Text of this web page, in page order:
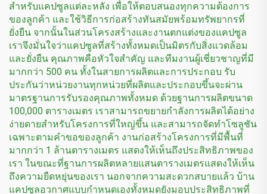
สำหรับแคปซูลแต่ละหลัง เพื่อให้ตอบสนองทุกความต้องการ
ของลูกค้า และใช้วิธีการก่อสร้างทันสมัยพร้อมทรัพยากรที่
ยั่งยืน จากนั้นในส่วนโครงสร้างและงานตกแต่งของแคปซูล
เราจึงมั่นใจว่าแคปซูลที่สร้างทั้งหมดเป็นมิตรกับสิ่งแวดล้อม
และยั่งยืน คุณภาพคือหัวใจสำคัญ และทีมงานผู้เชี่ยวชาญที่มี
มากกว่า 500 คน ทั้งในสายการผลิตและการประกอบ รับ
ประกันว่าหน่วยงานทุกหน่วยที่ผลิตและประกอบขึ้นจะผ่าน
มาตรฐานการรับรองคุณภาพทั้งหมด ด้วยฐานการผลิตขนาด
100,000 ตารางเมตร เราสามารถขยายกำลังการผลิตได้อย่าง
ง่ายดายสำหรับโครงการที่ใหญ่ขึ้น และสามารถจัดทำโซลูชัน
เฉพาะตามคำขอของลูกค้า งานก่อสร้างโครงการที่มีพื้นที่
มากกว่า 1 ล้านตารางเมตร แสดงให้เห็นถึงประสิทธิภาพของ
เรา ในขณะที่ฐานการผลิตหลายแสนตารางเมตรแสดงให้เห็น
ถึงความยืดหยุ่นของเรา นอกจากความสะดวกสบายแล้ว บ้าน
แคปซูลอวกาศแบบกำหนดเองทั้งหมดยังมอบประสิทธิภาพที่